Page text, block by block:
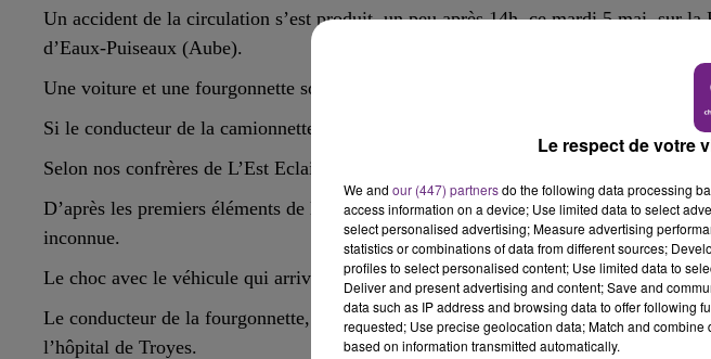
19h00 - 19h15
- CHAMPAGNE FM LA RADIO POP
Un accident de la circulation s’est produit, un peu après 14h, ce mardi 5 mai, sur la
d’Eaux-Puiseaux (Aube).
Une voiture et une fourgonnette sont entrées en collision frontale.
Si le conducteur de la camionnette n’est que légèrement blessé, l’automobiliste est
Selon nos confrères de L’Est Eclair, la victime est un homme de 69 ans, originaire
D’après les premiers éléments de l’enquête, le sexagénaire se serait déporté sur la
inconnue.
Le choc avec le véhicule qui arrivait en sens inverse était inévitable.
Le conducteur de la fourgonnette, qui s’est immobilisée dans le champ après
l’hôpital de Troyes.
Le respect de votre
We and our (447) partnersdo the following data processing
access information on a device; Use limited data to select
select personalised advertising; Measure advertising
statistics or combinations of data from different sources;
profiles to select personalised content; Use limited data to
Deliver and present advertising and content; Save and
data such as IP address and browsing data to offer following
requested; Use precise geolocation data; Match and
based on information transmitted automatically.